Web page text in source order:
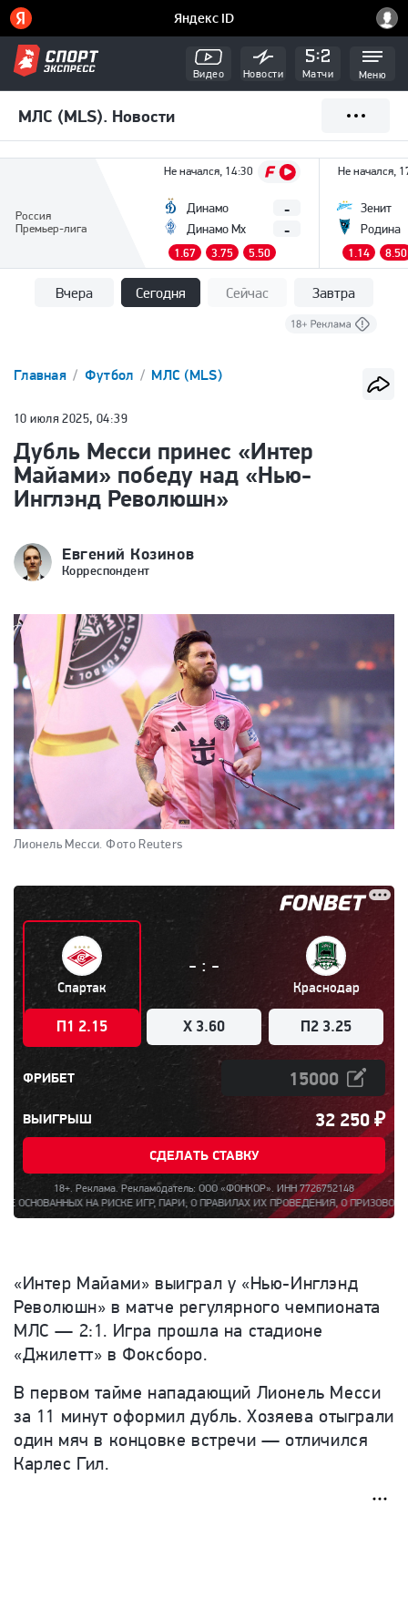
Видео Новости Матчи Меню
МЛС (MLS). Новости
Россия
Премьер-лига
Не начался, 14:30
Динамо
Динамо Мх
-
-
1.67 3.75 5.50
Не начался,
Зенит
Родина
1.14 8.50
Вчера Сегодня Сейчас Завтра
Главная Футбол МЛС (MLS)
10 июля 2025, 04:39
Дубль Месси принес «Интер
Майами» победу над «Нью-
Инглэнд Революшн»
Евгений Козинов
Корреспондент
Лионель Месси. Фото Reuters
Спартак
П1 2.15
- : -
X 3.60
Краснодар
П2 3.25
ФРИБЕТ
ВЫИГРЫШ 32 250₽
СДЕЛАТЬ СТАВКУ
18+. Реклама. Рекламодатель: ООО «ФОНКОР». ИНН 7726752148
НА РИСКЕ ИГР, ПАРИ, О ПРАВИЛАХ ИХ ПРОВЕДЕНИЯ, О ПРИЗОВОМ
«Интер Майами» выиграл у «Нью-Инглэнд
Революшн» в матче регулярного чемпионата
МЛС — 2:1. Игра прошла на стадионе
«Джилетт» в Фоксборо.
В первом тайме нападающий Лионель Месси
за 11 минут оформил дубль. Хозяева отыграли
один мяч в концовке встречи — отличился
Карлес Гил.